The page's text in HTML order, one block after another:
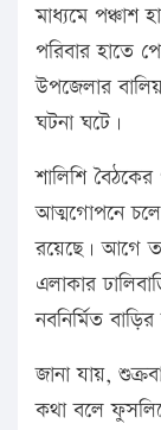
মাধ্যমে পঞ্চাশ
পরিবার হাতে
উপজেলার
ঘটনা ঘটে।
শালিশি
আত্মগোপনে চলে
রয়েছে। আগে
এলাকার
নবনির্মিত
জানা যায়,
কথা বলে